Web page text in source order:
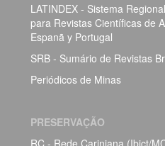
LATINDEX - Sistema
para Revistas Científicas de
Espanã y Portugal
SRB - Sumário de Revistas
Periódicos de Minas
PRESERVAÇÃO
RC - Rede Cariniana (Ibict/